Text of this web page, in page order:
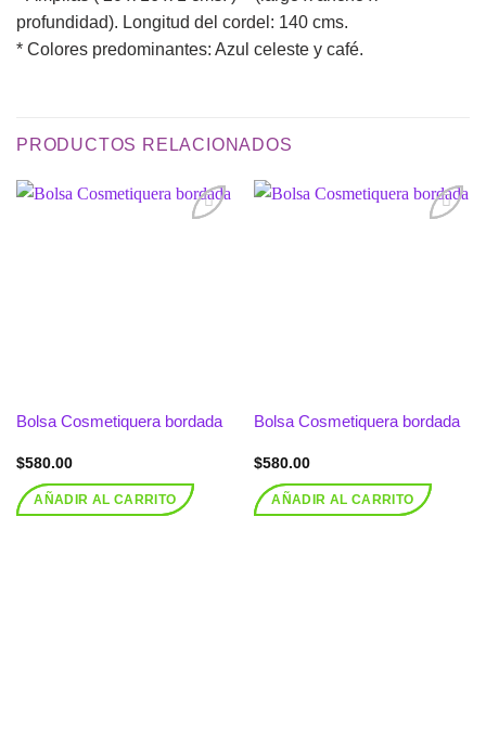
profundidad). Longitud del cordel: 140 cms.
* Colores predominantes: Azul celeste y café.
PRODUCTOS RELACIONADOS
Bolsa Cosmetiquera bordada
$580.00
AÑADIR AL CARRITO
Bolsa Cosmetiquera bordada
$580.00
AÑADIR AL CARRITO